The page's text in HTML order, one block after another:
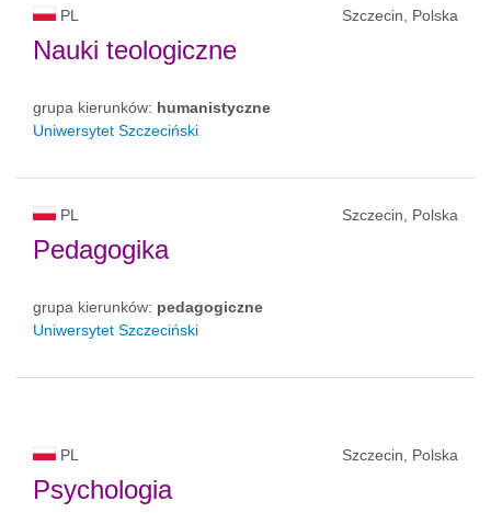
status uczelni
PL Szczecin, Polska
Nauki teologiczne
grupa kierunków: humanistyczne
Uniwersytet Szczeciński
PL Szczecin, Polska
Pedagogika
grupa kierunków: pedagogiczne
Uniwersytet Szczeciński
PL Szczecin, Polska
Psychologia